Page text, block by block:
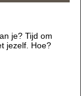
je? Tijd om
jezelf. Hoe?